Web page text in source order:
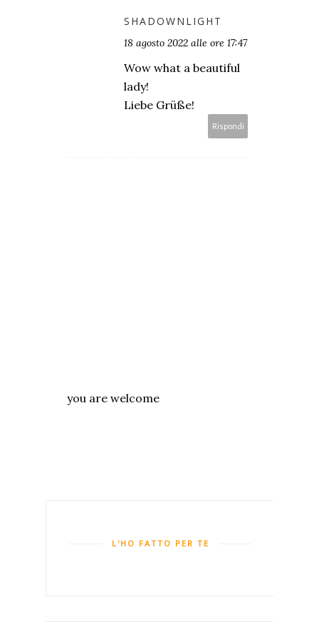
SHADOWNLIGHT
18 agosto 2022 alle ore 17:47
Wow what a beautiful
lady!
Liebe Grüße!
Rispondi
you are welcome
L'HO FATTO PER TE